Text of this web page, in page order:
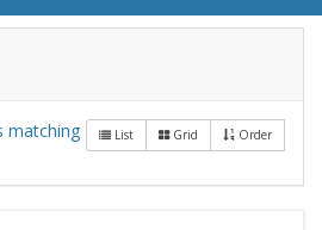
List Grid Order
matching